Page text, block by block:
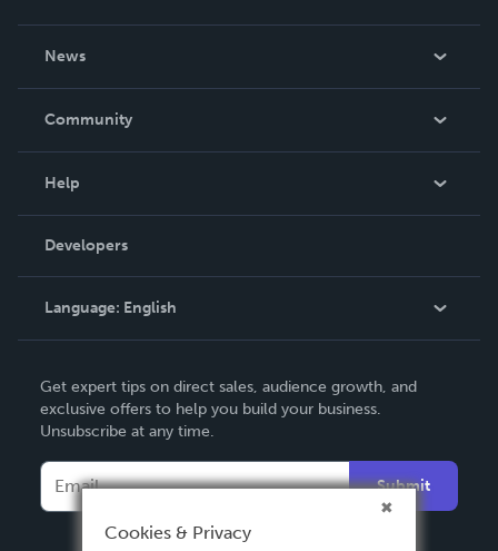
News
In The News
Community
Podcast
Help
Order Lookup
Knowledge Base
Contact Support
Developers
Language: English
Deutsch
Français
Italiano
Español
Get expert tips on direct sales, audience growth, and
exclusive offers to help you build your business.
Unsubscribe at any time.
Submit
Cookies & Privacy